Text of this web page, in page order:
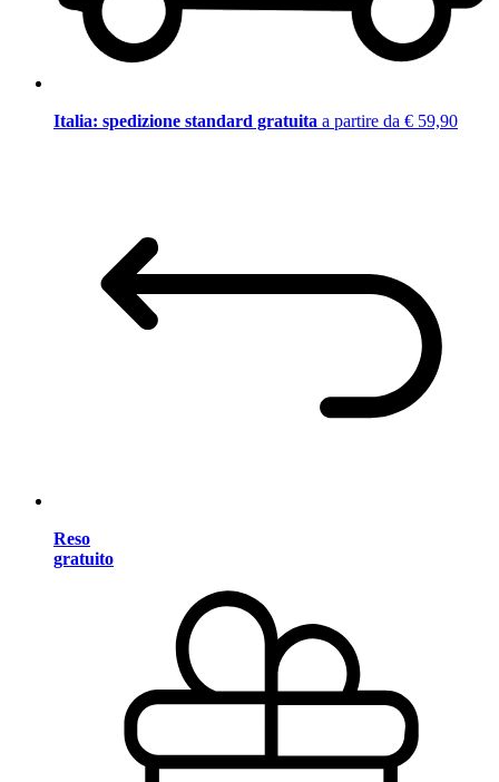
Italia: spedizione standard gratuita a partire da € 59,90
Reso
gratuito